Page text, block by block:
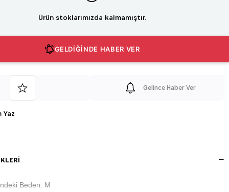
Ürün stoklarımızda kalmamıştır.
GELDİĞİNDE HABER VER
Gelince Haber Ver
Yaz
Beden: M